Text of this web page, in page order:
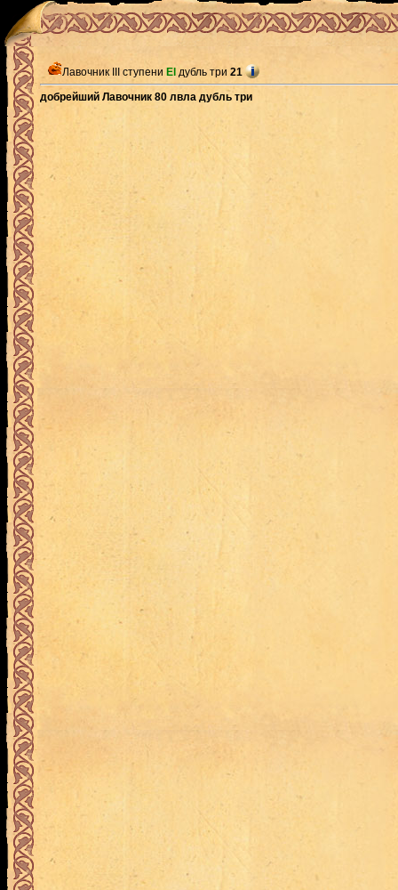
Лавочник III ступени El дубль три 21
добрейший Лавочник 80 лвла дубль три